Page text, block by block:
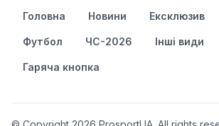
Головна Новини Ексклюзив
Футбол ЧС-2026 Інші види
Гаряча кнопка